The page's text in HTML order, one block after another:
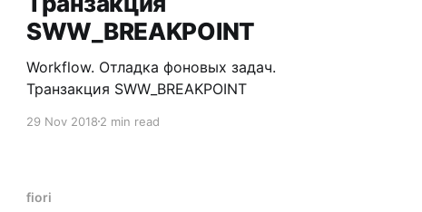
SWW_BREAKPOINT
Workflow. Отладка фоновых задач.
Транзакция SWW_BREAKPOINT
29 Nov 20182 min read
fiori